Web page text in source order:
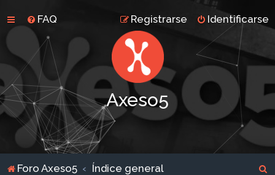
FAQ Identificarse
Registrarse
Axeso5
Foro Axeso5 Índice general